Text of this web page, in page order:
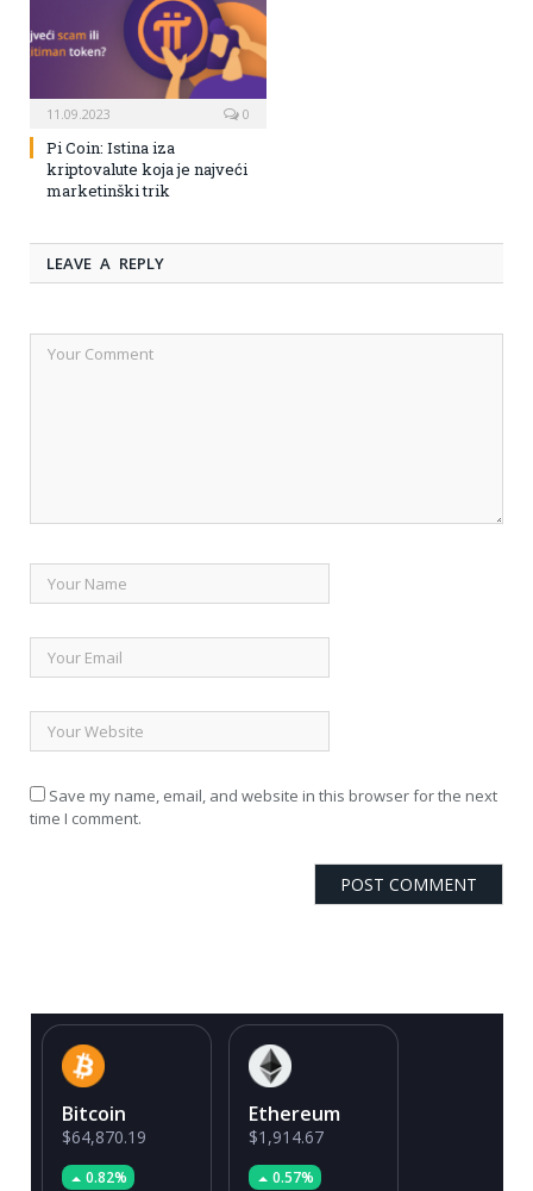
11.09.2023 0
Pi Coin: Istina iza
kriptovalute koja je najveći
marketinški trik
LEAVE A REPLY
Save my name, email, and website in this browser for the next
time I comment.
Bitcoin
$64,870.19
0.82%
Ethereum
$1,914.67
0.57%